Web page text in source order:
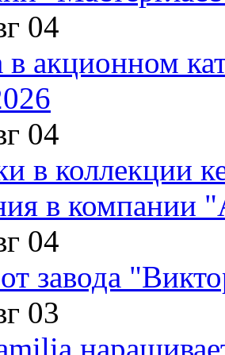
04
в акционном
04
в коллекции
в компании
04
завода
03